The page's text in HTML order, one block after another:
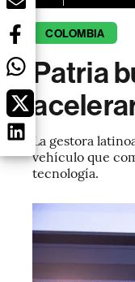
COLOMBIA
Patria
La gestora
vehículo que
tecnología.